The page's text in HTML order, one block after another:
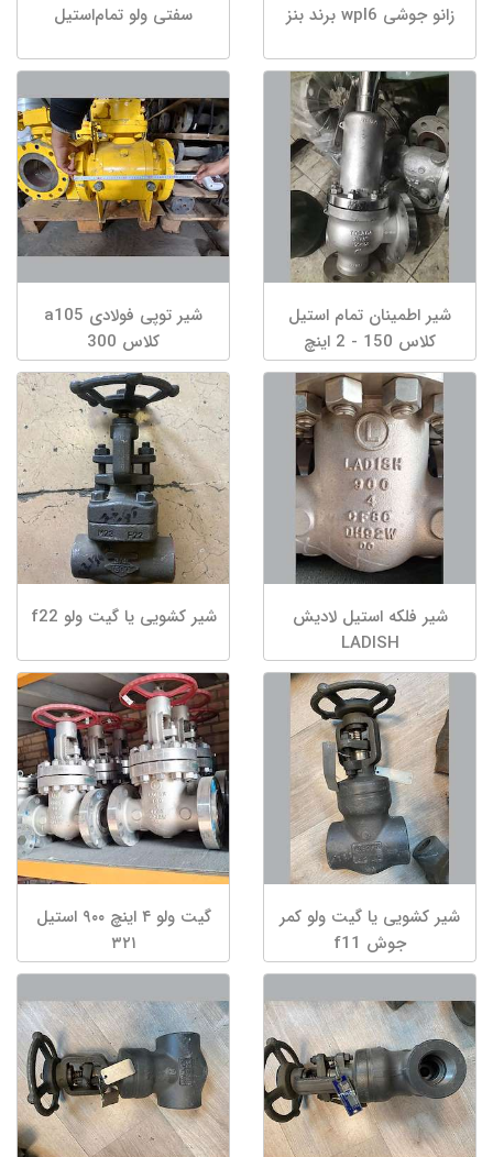
زانو جوشی wpl6 برند بنز سفتی ولو تمام‌استیل
شیر اطمینان تمام استیل
کلاس 150 - 2 اینچ
شیر توپی فولادی a105
کلاس 300
شیر فلکه استیل لادیش
LADISH
شیر کشویی یا گیت ولو f22
شیر کشویی یا گیت ولو کمر
جوش f11
گیت ولو ۴ اینچ ۹۰۰ استیل
۳۲۱